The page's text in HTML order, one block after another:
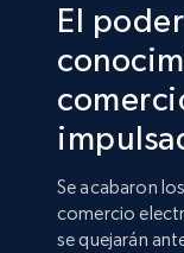
El
Se acabaron
comercio
se quejarán